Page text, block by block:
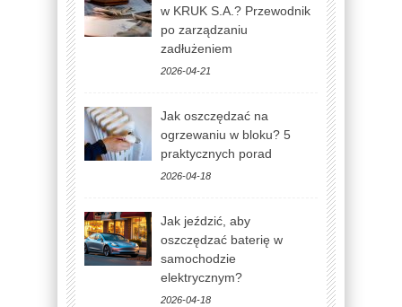
w KRUK S.A.? Przewodnik
po zarządzaniu
zadłużeniem
2026-04-21
Jak oszczędzać na
ogrzewaniu w bloku? 5
praktycznych porad
2026-04-18
Jak jeździć, aby
oszczędzać baterię w
samochodzie
elektrycznym?
2026-04-18